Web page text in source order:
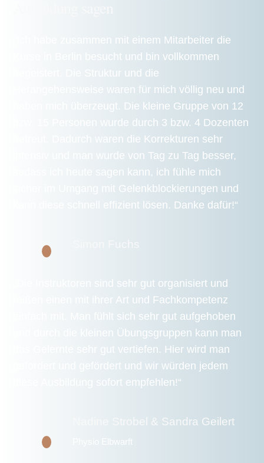
„Ich habe zusammen mit einem Mitarbeiter die
Kurse in Berlin besucht und bin vollkommen
begeistert. Die Struktur und die
Herangehensweise waren für mich völlig neu und
haben mich überzeugt. Die kleine Gruppe von 12
bzw. 15 Personen wurde durch 3 bzw. 4 Dozenten
betreut. Dadurch waren die Korrekturen sehr
intensiv und man wurde von Tag zu Tag besser,
sodass ich heute sagen kann, ich fühle mich
sicher im Umgang mit Gelenkblockierungen und
kann diese schnell effizient lösen. Danke dafür!“
„Die Instruktoren sind sehr gut organisiert und
reißen einen mit ihrer Art und Fachkompetenz
einfach mit. Man fühlt sich sehr gut aufgehoben
und durch die kleinen Übungsgruppen kann man
das Gelernte sehr gut vertiefen. Hier wird man
gefordert und gefördert und wir würden jedem
diese Ausbildung sofort empfehlen!“
Nadine Strobel & Sandra Geilert
Physio Elbwarft